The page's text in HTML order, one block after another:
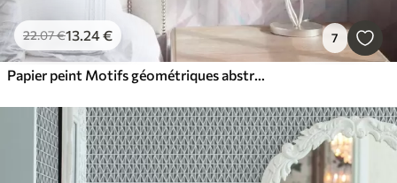
22.07€13.24€ 7
Papier peint Motifs géométriques abstraits roses et bleus